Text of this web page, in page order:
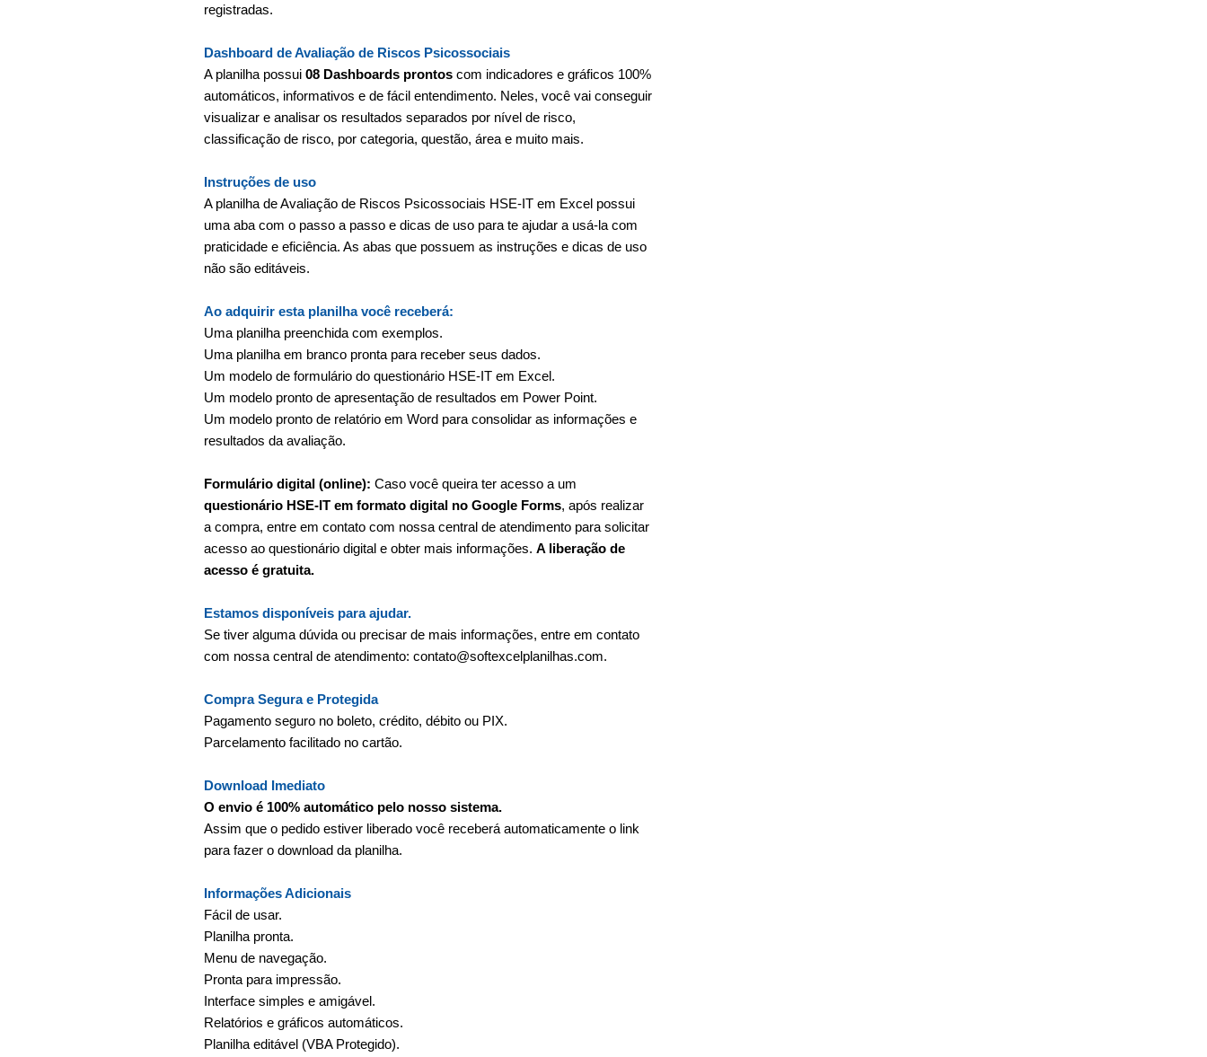
registradas.
Dashboard de Avaliação de Riscos Psicossociais
A planilha possui 08 Dashboards prontos com indicadores e gráficos 100%
automáticos, informativos e de fácil entendimento. Neles, você vai conseguir
visualizar e analisar os resultados separados por nível de risco,
classificação de risco, por categoria, questão, área e muito mais.
Instruções de uso
A planilha de Avaliação de Riscos Psicossociais HSE-IT em Excel possui
uma aba com o passo a passo e dicas de uso para te ajudar a usá-la com
praticidade e eficiência. As abas que possuem as instruções e dicas de uso
não são editáveis.
Ao adquirir esta planilha você receberá:
Uma planilha preenchida com exemplos.
Uma planilha em branco pronta para receber seus dados.
Um modelo de formulário do questionário HSE-IT em Excel.
Um modelo pronto de apresentação de resultados em Power Point.
Um modelo pronto de relatório em Word para consolidar as informações e
resultados da avaliação.
Formulário digital (online): Caso você queira ter acesso a um
questionário HSE-IT em formato digital no Google Forms, após realizar
a compra, entre em contato com nossa central de atendimento para solicitar
acesso ao questionário digital e obter mais informações. A liberação de
acesso é gratuita.
Estamos disponíveis para ajudar.
Se tiver alguma dúvida ou precisar de mais informações, entre em contato
com nossa central de atendimento: contato@softexcelplanilhas.com.
Compra Segura e Protegida
Pagamento seguro no boleto, crédito, débito ou PIX.
Parcelamento facilitado no cartão.
Download Imediato
O envio é 100% automático pelo nosso sistema.
Assim que o pedido estiver liberado você receberá automaticamente o link
para fazer o download da planilha.
Informações Adicionais
Fácil de usar.
Planilha pronta.
Menu de navegação.
Pronta para impressão.
Interface simples e amigável.
Relatórios e gráficos automáticos.
Planilha editável (VBA Protegido).